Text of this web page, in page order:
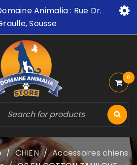
Animalia : Rue Dr.
Sousse
0
/ CHIEN / Accessoires chiens